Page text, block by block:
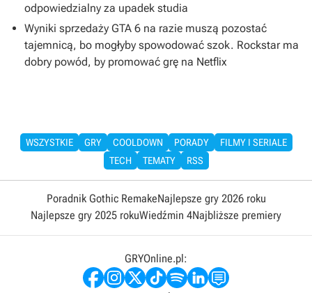
odpowiedzialny za upadek studia
Wyniki sprzedaży GTA 6 na razie muszą pozostać
tajemnicą, bo mogłyby spowodować szok. Rockstar ma
dobry powód, by promować grę na Netflix
WSZYSTKIE GRY COOLDOWN PORADY
FILMY I SERIALE
TECH
TEMATY RSS
Poradnik Gothic RemakeNajlepsze gry 2026 roku
Najlepsze gry 2025 rokuWiedźmin 4Najbliższe premiery
GRYOnline.pl: